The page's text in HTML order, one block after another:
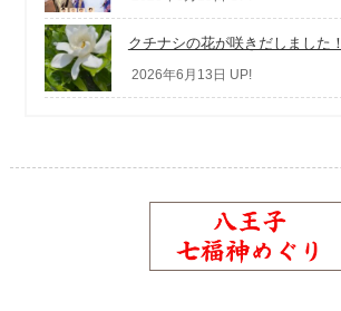
クチナシの花が咲きだしました！
2026年6月13日 UP!